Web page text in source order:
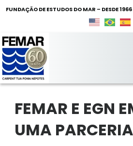
FUNDAÇÃO DE ESTUDOS DO MAR – DESDE
FEMAR – Fundação de Estudos do Mar
FEMAR E EGN
UMA PARCERIA